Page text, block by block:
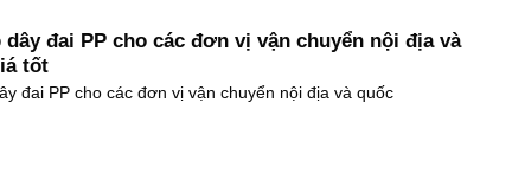
dây đai PP cho các đơn vị vận chuyển nội địa và
tốt
đai PP cho các đơn vị vận chuyển nội địa và quốc